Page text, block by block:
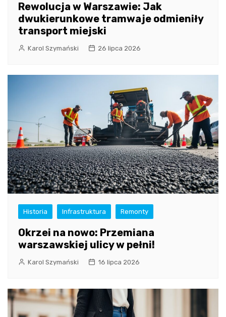
Rewolucja w Warszawie: Jak
dwukierunkowe tramwaje odmieniły
transport miejski
Karol Szymański 26 lipca 2026
Historia Infrastruktura Remonty
Okrzei na nowo: Przemiana
warszawskiej ulicy w pełni!
Karol Szymański 16 lipca 2026